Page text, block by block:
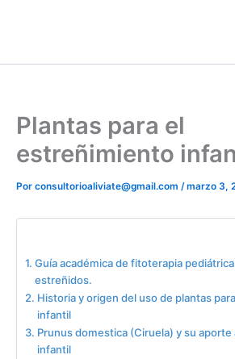
Plantas para el
estreñimiento
Por consultorioaliviate@gmail.com /marzo 3,
Guía académica de fitoterapia
estreñidos.
Historia y origen del uso de plantas
infantil
Prunus domestica (Ciruela) y su
infantil